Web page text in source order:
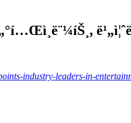
industry-leaders-in-